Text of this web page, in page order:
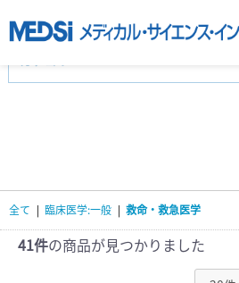
臨床医学:一般(359) 臨床医学:内科系(407)
基礎医学(93)
看護学(21)
医療技術(16)
栄養学(0)
薬学(7)
医学一般(91)
全て | 臨床医学:一般 | 救命・救急医学
41件の商品が見つかりました